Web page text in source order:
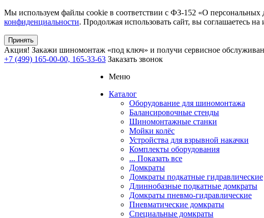
Мы используем файлы cookie в соответствии с ФЗ-152 «О персональных
конфиденциальности. Продолжая использовать сайт, вы соглашаетесь
Принять
Акция! Закажи шиномонтаж «под ключ» и получи сервисное
+7 (499) 165-00-00, 165-33-63 Заказать звонок
Меню
Каталог
Оборудование для шиномонтажа
Балансировочные стенды
Шиномонтажные станки
Мойки колёс
Устройства для взрывной накачки
Комплекты оборудования
... Показать все
Домкраты
Домкраты подкатные гидравлические
Длиннобазные подкатные домкраты
Домкраты пневмо-гидравлические
Пневматические домкраты
Специальные домкраты